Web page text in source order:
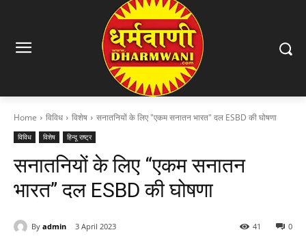
Home विविध विशेष सनातनियों के लिए "एकम सनातन भारत" दल ESBD की घोषणा
विविध विशेष हिन्दू राष्ट्र
सनातनियों के लिए “एकम सनातन
भारत” दल ESBD की घोषणा
By admin 3 April 2023 0
41